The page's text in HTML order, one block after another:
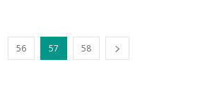
56 57 58